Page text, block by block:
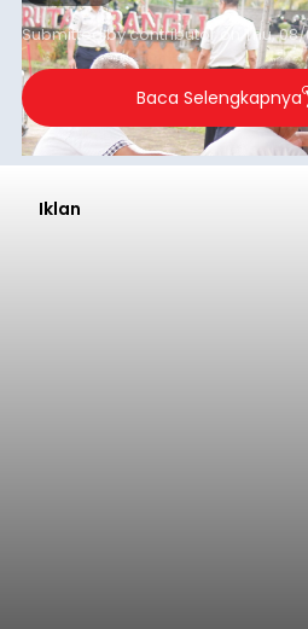
Submitted bycontributor Thu,
Baca Selengkapnya
Iklan